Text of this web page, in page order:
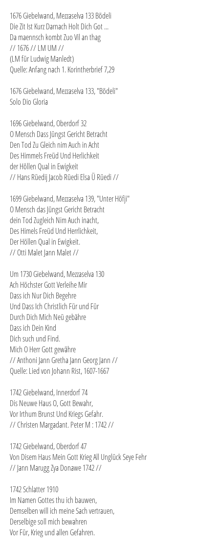
1676 Giebelwand, Mezzaselva 133 Bödeli
Die Zit Ist Kurz Darnach Holt Dich Got ...
Da maennsch kombt Zuo Vil an thag
// 1676 // LM UM //
(LM für Ludwig Manledt)
Quelle: Anfang nach 1. Korintherbrief 7,29
1676 Giebelwand, Mezzaselva 133, "Bödeli"
Solo Dio Gloria
1696 Giebelwand, Oberdorf 32
O Mensch Dass Jüngst Gericht Betracht
Den Tod Zu Gleich nim Auch in Acht
Des Himmels Freüd Und Herlichkeit
der Höllen Qual in Ewigkeit
// Hans Rüedij Jacob Rüedi Elsa Ü Rüedi //
1699 Giebelwand, Mezzaselva 139, "Unter Höfji"
O Mensch das Jüngst Gericht Betracht
dein Tod Zugleich Nim Auch inacht,
Des Himels Freüd Und Herrlichkeit,
Der Höllen Qual in Ewigkeit.
// Otti Malet Jann Malet //
Um 1730 Giebelwand, Mezzaselva 130
Ach Höchster Gott Verleihe Mir
Dass ich Nur Dich Begehre
Und Dass Ich Christlich Für und Für
Durch Dich Mich Neü gebähre
Dass ich Dein Kind
Dich such und Find.
Mich O Herr Gott gewähre
// Anthoni Jann Gretha Jann Georg Jann //
Quelle: Lied von Johann Rist, 1607-1667
1742 Giebelwand, Innerdorf 74
Dis Neuwe Haus O, Gott Bewahr,
Vor Irthum Brunst Und Kriegs Gefahr.
// Christen Margadant. Peter M : 1742 //
1742 Giebelwand, Oberdorf 47
Von Disem Haus Mein Gott Krieg All Unglück Seye Fehr
// Jann Marugg Zya Donawe 1742 //
1742 Schlatter 1910
Im Namen Gottes thu ich bauwen,
Demselben will ich meine Sach vertrauen,
Derselbige soll mich bewahren
Vor Für, Krieg und allen Gefahren.